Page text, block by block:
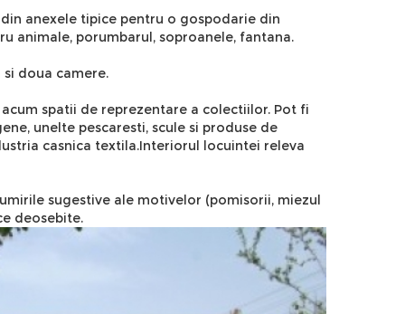
anexele tipice pentru o gospodarie din
animale, porumbarul, soproanele, fantana.
doua camere.
spatii de reprezentare a colectiilor. Pot fi
unelte pescaresti, scule si produse de
casnica textila.Interiorul locuintei releva
sugestive ale motivelor (pomisorii, miezul
deosebite.